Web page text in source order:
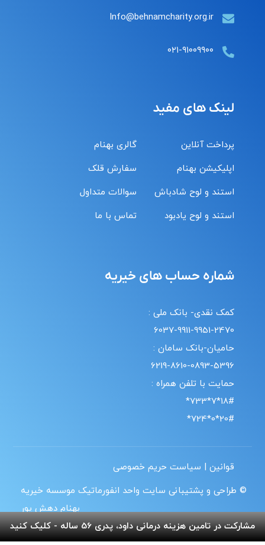
Info@behnamcharity.org.ir
۰۲۱-۹۱۰۰۹۹۰۰
لینک های مفید
پرداخت آنلاین
اپلیکیشن بهنام
استند و لوح شادباش
استند و لوح یادبود
گالری بهنام
سفارش قلک
سوالات متداول
تماس با ما
شماره حساب های خیریه
کمک نقدی- بانک ملی :
6037-9911-9951-2470
حامیان-بانک سامان :
6219-8610-0893-5396
حمایت با تلفن همراه :
18#*7*733*
20#*0*724*
قوانین | سیاست حریم خصوصی
© طراحی و پشتیبانی سایت واحد انفورماتیک موسسه خیریه
بهنام دهش پور
مشارکت در تامین هزینه درمانی داود، پدری 56 ساله - کلیک کنید